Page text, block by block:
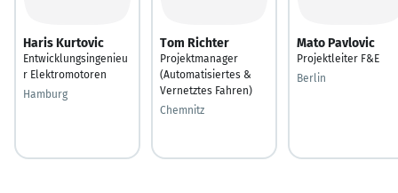
Haris Kurtovic
Entwicklungsingenieu
r Elektromotoren
Hamburg
Tom Richter
Projektmanager
(Automatisiertes &
Vernetztes Fahren)
Chemnitz
Mato Pavlovic
Projektleiter F&E
Berlin